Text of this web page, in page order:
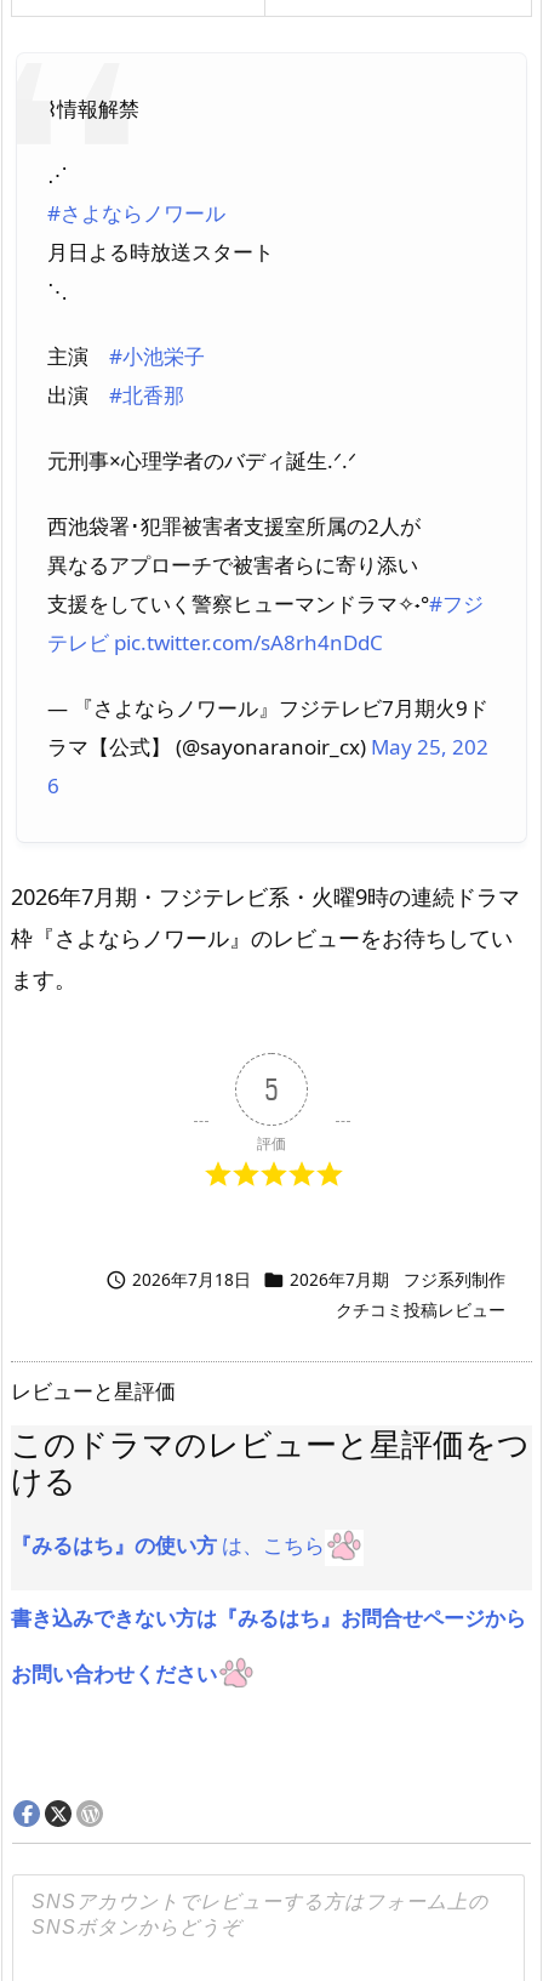
⌇情報解禁
⋰
#さよならノワール
月日よる時放送スタート
⋱
主演 #小池栄子
出演 #北香那
元刑事×心理学者のバディ誕生.ᐟ.ᐟ
西池袋署･犯罪被害者支援室所属の2人が
異なるアプローチで被害者らに寄り添い
支援をしていく警察ヒューマンドラマ✧˖°#フジ
テレビ pic.twitter.com/sA8rh4nDdC
— 『さよならノワール』フジテレビ7月期火9ド
ラマ【公式】 (@sayonaranoir_cx) May 25, 202
6
2026年7月期・フジテレビ系・火曜9時の連続ドラマ
枠『さよならノワール』のレビューをお待ちしてい
ます。
5
評価
 2026年7月18日  2026年7月期
フジ系列制作
クチコミ投稿レビュー
レビューと星評価
このドラマのレビューと星評価をつ
ける
『みるはち』の使い方 は、こちら
書き込みできない方は『みるはち』お問合せページから
お問い合わせください